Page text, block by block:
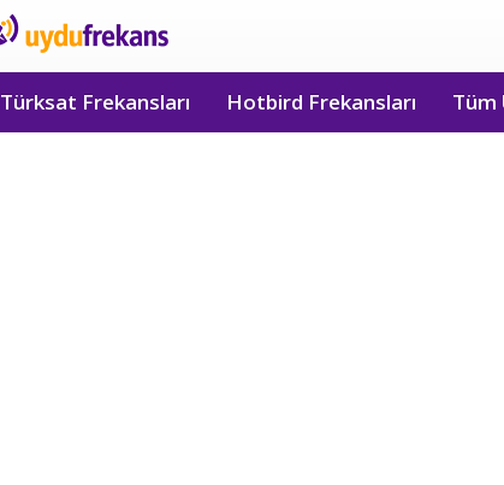
Türksat Frekansları Hotbird Frekansları Tüm